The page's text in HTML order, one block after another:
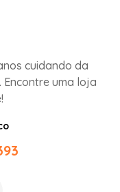
cuidando da
Encontre uma loja